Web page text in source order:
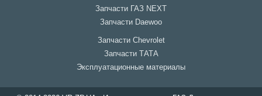
Запчасти ГАЗ NEXT
Запчасти Daewoo
Запчасти Chevrolet
Запчасти ТАТА
Эксплуатационные материалы